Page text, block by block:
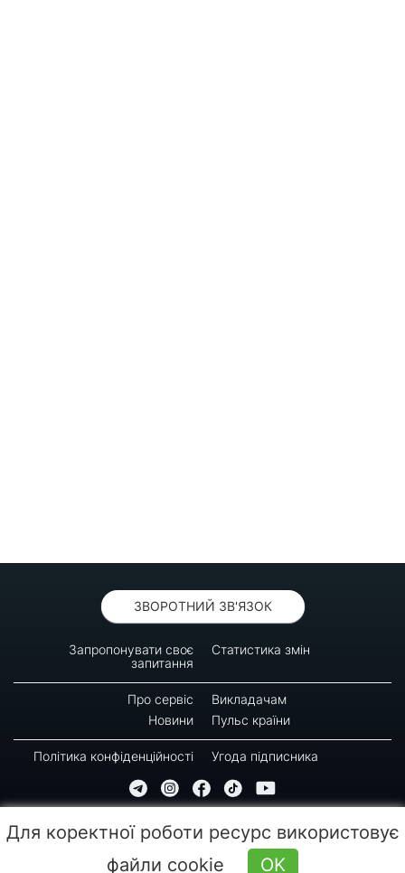
ЗВОРОТНИЙ ЗВ'ЯЗОК
Запропонувати своє
запитання
Статистика змін
Про сервіс
Викладачам
Новини
Пульс країни
Політика конфіденційності Угода підписника
Копіювання, передрук або використання матеріалів цієї сторінки для відтворення,
переносу на інші носії інформації заборонено. Час останнього оновлення: 09:30
Для коректної роботи ресурс використовує
файли cookie
OK